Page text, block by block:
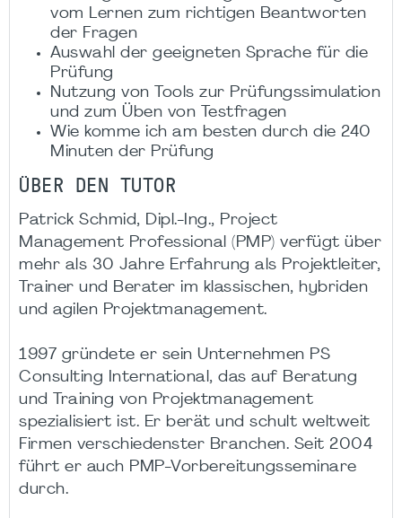
vom Lernen zum richtigen Beantworten
der Fragen
Auswahl der geeigneten Sprache für die
Prüfung
Nutzung von Tools zur Prüfungssimulation
und zum Üben von Testfragen
Wie komme ich am besten durch die 240
Minuten der Prüfung
ÜBER DEN TUTOR
Patrick Schmid, Dipl.-Ing., Project
Management Professional (PMP) verfügt über
mehr als 30 Jahre Erfahrung als Projektleiter,
Trainer und Berater im klassischen, hybriden
und agilen Projektmanagement.
1997 gründete er sein Unternehmen PS
Consulting International, das auf Beratung
und Training von Projektmanagement
spezialisiert ist. Er berät und schult weltweit
Firmen verschiedenster Branchen. Seit 2004
führt er auch PMP-Vorbereitungsseminare
durch.